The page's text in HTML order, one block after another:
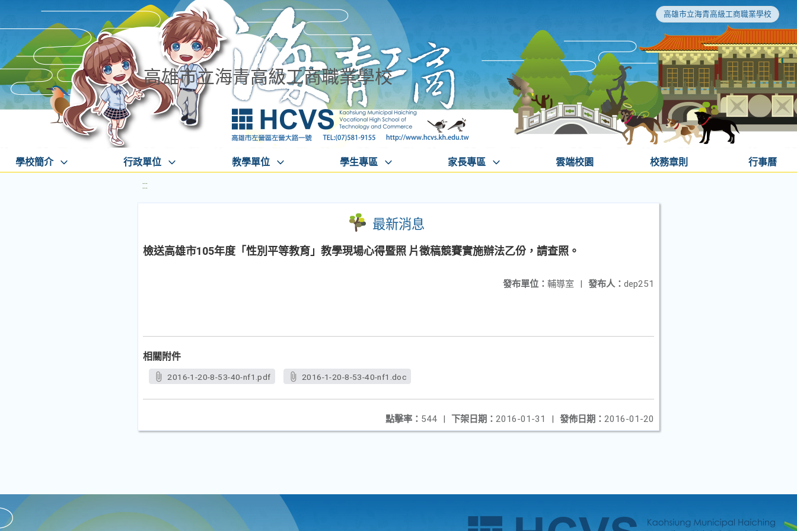
高雄市立海青高級工商職業學校
高雄市立海青高級工商職業學校
學校簡介 行政單位 教學單位 學生專區 家長專區 雲端校園 校務章則 行事曆
:::
最新消息
檢送高雄市105年度「性別平等教育」教學現場心得暨照 片徵稿競賽實施辦法乙份，請查照。
發布人： dep251
發布單位： 輔導室 |
相關附件
2016-1-20-8-53-40-nf1.pdf 2016-1-20-8-53-40-nf1.doc
發佈日期： 2016-01-20
下架日期： 2016-01-31 |
點擊率： 544 |